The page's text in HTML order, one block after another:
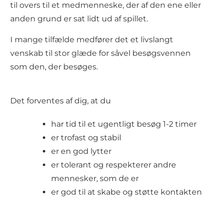
til overs til et medmenneske, der af den ene eller
anden grund er sat lidt ud af spillet.
I mange tilfælde medfører det et livslangt
venskab til stor glæde for såvel besøgsvennen
som den, der besøges.
Det forventes af dig, at du
har tid til et ugentligt besøg 1-2 timer
er trofast og stabil
er en god lytter
er tolerant og respekterer andre
mennesker, som de er
er god til at skabe og støtte kontakten